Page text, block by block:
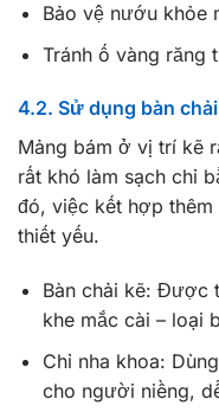
Bảo vệ nướu khỏe
Tránh ố vàng răng
4.2. Sử dụng bàn
Mảng bám ở vị trí kẽ
rất khó làm sạch chỉ
đó, việc kết hợp
thiết yếu.
Bàn chải kẽ: Được
khe mắc cài – loại
Chỉ nha khoa:
cho người niềng,